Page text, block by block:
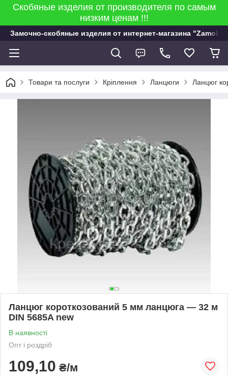
Скобяные изделия от производителя по самым
низким ценам !!!
Замочно-скобяные изделия от интернет-магазина "Zamok
Товари та послуги Кріплення Ланцюги Ланцюг
Ланцюг короткозований 5 мм ланцюга — 32 м
DIN 5685A new
В наявності
Опт і роздріб
109,10 ₴/м